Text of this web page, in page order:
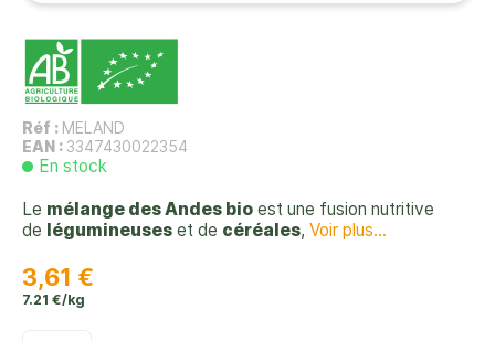
Réf : MELAND
EAN : 3347430022354
En stock
Le mélange des Andes bio est une fusion nutritive
de légumineuses et de céréales, Voir plus...
3,61 €
7.21 €/kg